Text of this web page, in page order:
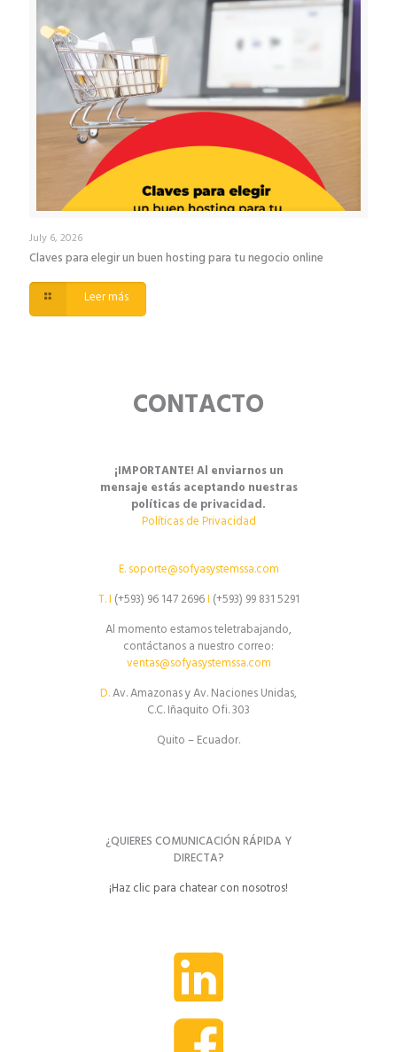
July 6, 2026
Claves para elegir un buen hosting para tu negocio online
Leer más
CONTACTO
¡IMPORTANTE! Al enviarnos un
mensaje estás aceptando nuestras
políticas de privacidad.
Políticas de Privacidad
E.soporte@sofyasystemssa.com
T.I (+593) 96 147 2696I (+593) 99 831 5291
Al momento estamos teletrabajando,
contáctanos a nuestro correo:
ventas@sofyasystemssa.com
D.Av. Amazonas y Av. Naciones Unidas,
C.C. Iñaquito Ofi. 303
Quito – Ecuador.
¿QUIERES COMUNICACIÓN RÁPIDA Y
DIRECTA?
¡Haz clic para chatear con nosotros!